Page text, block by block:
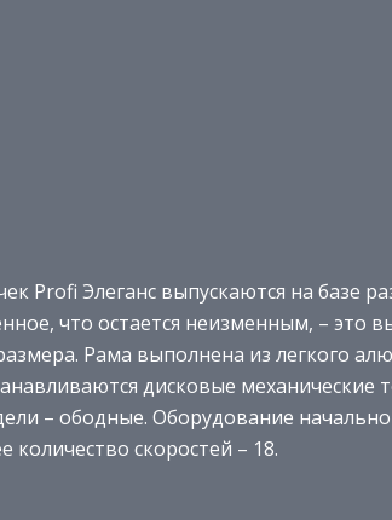
Profi Элеганс выпускаются на базе
что остается неизменным, – это
Рама выполнена из легкого
дисковые механические
– ободные. Оборудование
скоростей – 18.